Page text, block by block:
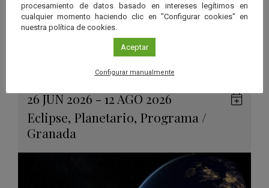
“3CLIPSE”, una experiencia
inmersiva para descubrir los
eclipses solares
26 JUN 2026 - 12 AGO 2026
Eclipse, Planetario, Programa /
Granada
procesamiento de datos basado en intereses legítimos en
cualquier momento haciendo clic en "Configurar cookies" en
nuestra política de cookies.
Aceptar
Configurar manualmente